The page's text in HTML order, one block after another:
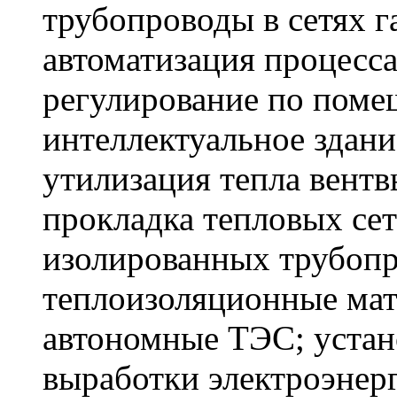
трубопроводы в сетях
автоматизация
регулирование по
интеллектуальное
утилизация тепла
прокладка тепловых
изолированных
теплоизоляционные
автономные ТЭС;
выработки